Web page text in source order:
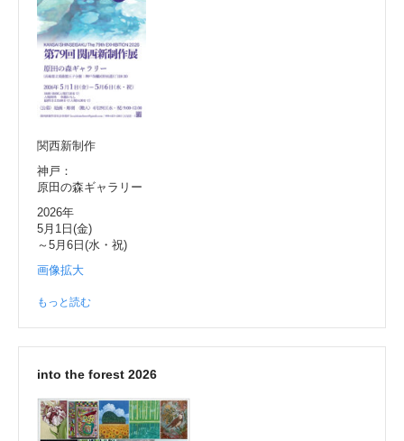
関西新制作
神戸：
原田の森ギャラリー
2026年
5月1日(金)
～5月6日(水・祝)
画像拡大
もっと読む
into the forest 2026